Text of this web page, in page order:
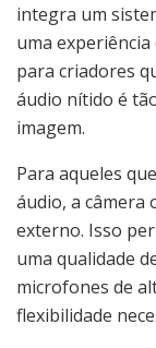
integra um
uma experiência
para criadores
áudio nítido é
imagem.
Para aqueles
áudio, a câmera
externo. Isso
uma qualidade
microfones de
flexibilidade